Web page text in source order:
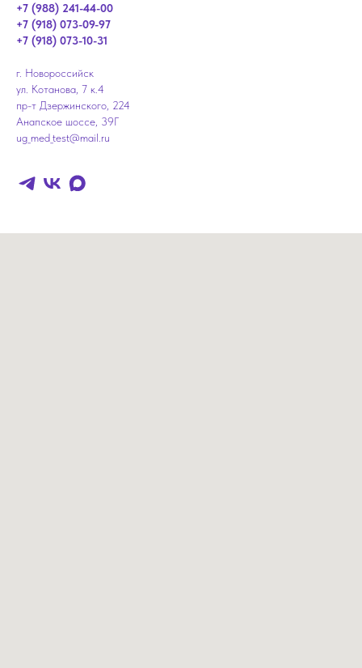
+7 (988) 241-44-00
+7 (918) 073-09-97
+7 (918) 073-10-31
г. Новороссийск
ул. Котанова, 7 к.4
пр-т Дзержинского, 224
Анапское шоссе, 39Г
ug_med_test@mail.ru